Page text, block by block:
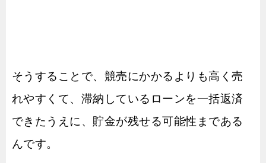
そうすることで、競売にかかるよりも高く売
れやすくて、滞納しているローンを一括返済
できたうえに、貯金が残せる可能性まである
んです。